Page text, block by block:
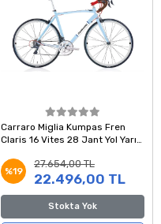
Carraro Miglia Kumpas Fren
Claris 16 Vites 28 Jant Yol Yarış
Kadro
%19
27.654,00 TL
22.496,00 TL
Stokta Yok